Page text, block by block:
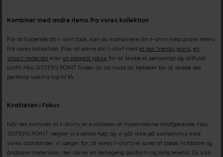
Kombiner med andre items fra vores kollektion
For at fuldende dit t-shirt look, kan du kombinere din t-shirt med andre items
fra vores kollektion. Prøv at parre din t-shirt medet par trendy jeans ,en
smart nederdel elleren elegant jakke for at skabe et personligt og stilfuldt
outfit. Hos SISTERS POINT finder du alt hvad du behøver for at skabe det
perfekte lookfra top til tå.
Kvaliteten i Fokus
Når det kommer til t-shirts, er kvaliteten af materialerne altafgørende. Hos
SISTERS POINT vægter vi kvalitet højt, og vi går ikke på kompromis med
vores standarder. Vi sørger for, at vores t-shirts er lavet af bløde, holdbare og
åndbare materialer, der sikrer en behagelig pasform og lang levetid. Du kan